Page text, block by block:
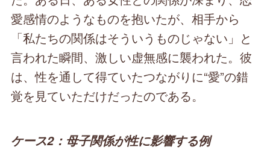
愛感情のようなものを抱いたが、相手から
「私たちの関係はそういうものじゃない」と
言われた瞬間、激しい虚無感に襲われた。彼
は、性を通して得ていたつながりに“愛”の錯
覚を見ていただけだったのである。
ケース2：母子関係が性に影響する例